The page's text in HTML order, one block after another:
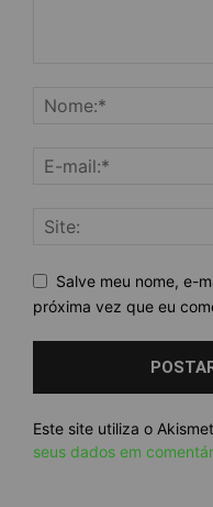
Salve meu nome, e-
próxima vez que eu
Este site utiliza o
seus dados em